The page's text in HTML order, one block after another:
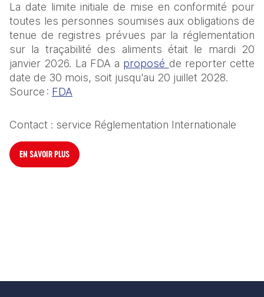
La date limite initiale de mise en conformité pour
toutes les personnes soumises aux obligations de
tenue de registres prévues par la réglementation
sur la traçabilité des aliments était le mardi 20
janvier 2026. La FDA a proposé de reporter cette
date de 30 mois, soit jusqu'au 20 juillet 2028.
Source : FDA
Contact : service Réglementation Internationale
EN SAVOIR PLUS